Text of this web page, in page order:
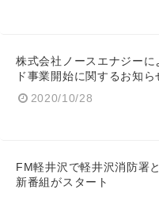
株式会社ノースエナジーに
ド事業開始に関するお知ら
2020/10/28
FM軽井沢で軽井沢消防署
新番組がスタート